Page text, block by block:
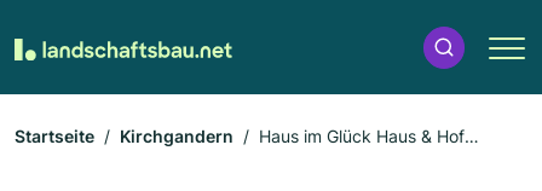
Startseite Kirchgandern
Haus im Glück Haus & Hof